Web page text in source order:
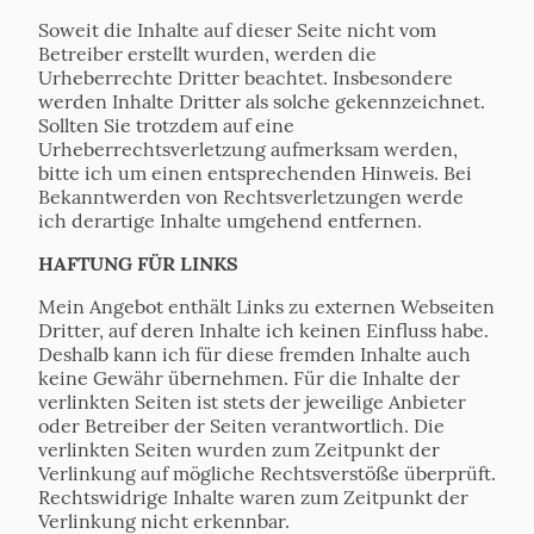
Soweit die Inhalte auf dieser Seite nicht vom
Betreiber erstellt wurden, werden die
Urheberrechte Dritter beachtet. Insbesondere
werden Inhalte Dritter als solche gekennzeichnet.
Sollten Sie trotzdem auf eine
Urheberrechtsverletzung aufmerksam werden,
bitte ich um einen entsprechenden Hinweis. Bei
Bekanntwerden von Rechtsverletzungen werde
ich derartige Inhalte umgehend entfernen.
HAFTUNG FÜR LINKS
Mein Angebot enthält Links zu externen Webseiten
Dritter, auf deren Inhalte ich keinen Einfluss habe.
Deshalb kann ich für diese fremden Inhalte auch
keine Gewähr übernehmen. Für die Inhalte der
verlinkten Seiten ist stets der jeweilige Anbieter
oder Betreiber der Seiten verantwortlich. Die
verlinkten Seiten wurden zum Zeitpunkt der
Verlinkung auf mögliche Rechtsverstöße überprüft.
Rechtswidrige Inhalte waren zum Zeitpunkt der
Verlinkung nicht erkennbar.